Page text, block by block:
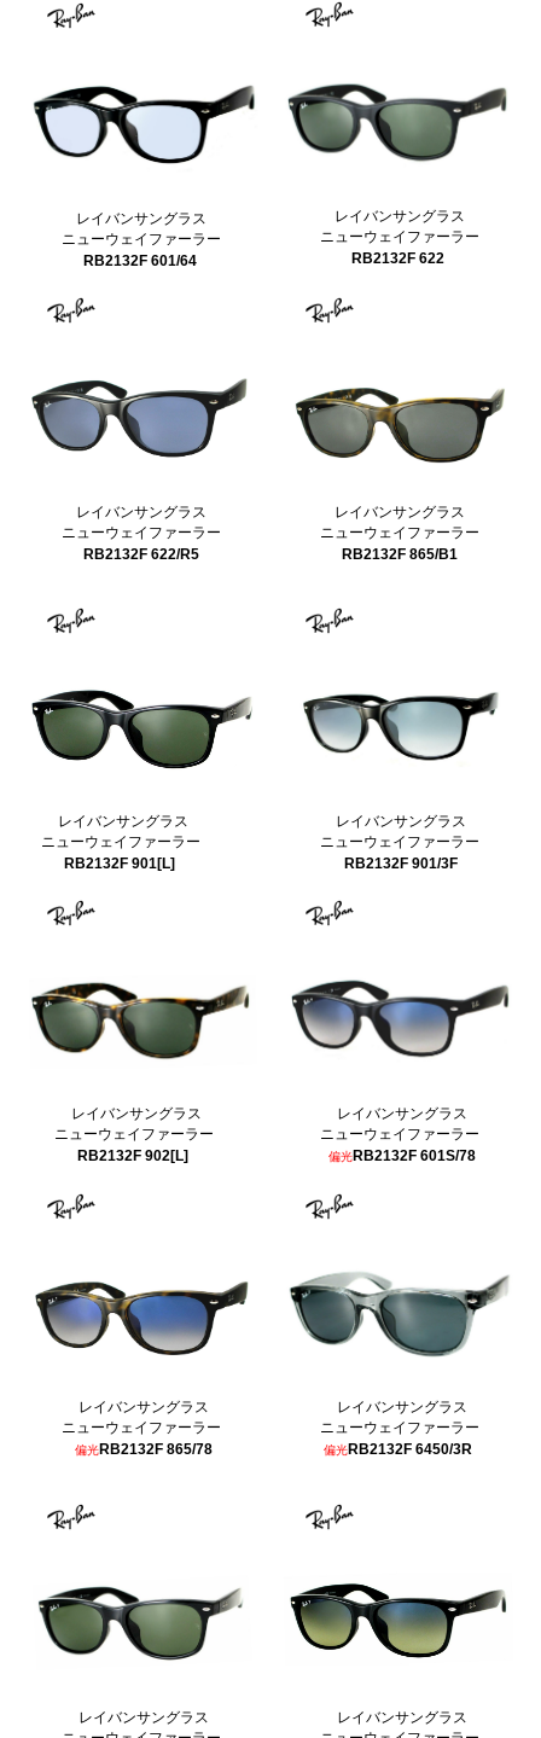
レイバンサングラス
ニューウェイファーラー
RB2132F 601/64
レイバンサングラス
ニューウェイファーラー
RB2132F 622
レイバンサングラス
ニューウェイファーラー
RB2132F 622/R5
レイバンサングラス
ニューウェイファーラー
RB2132F 865/B1
レイバンサングラス
ニューウェイファーラー
RB2132F 901[L]
レイバンサングラス
ニューウェイファーラー
RB2132F 901/3F
レイバンサングラス
ニューウェイファーラー
RB2132F 902[L]
レイバンサングラス
ニューウェイファーラー
偏光RB2132F 601S/78
レイバンサングラス
ニューウェイファーラー
偏光RB2132F 865/78
レイバンサングラス
ニューウェイファーラー
偏光RB2132F 6450/3R
レイバンサングラス
レイバンサングラス